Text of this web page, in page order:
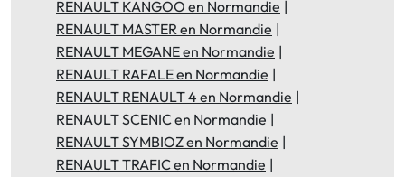
RENAULT KANGOO en Normandie
RENAULT MASTER en Normandie
RENAULT MEGANE en Normandie
RENAULT RAFALE en Normandie
RENAULT RENAULT 4 en Normandie
RENAULT SCENIC en Normandie
RENAULT SYMBIOZ en Normandie
RENAULT TRAFIC en Normandie